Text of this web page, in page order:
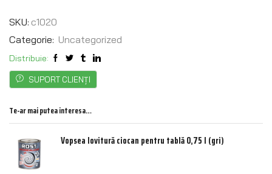
SKU: c1020
Categorie: Uncategorized
Distribuie:
SUPORT CLIENȚI
Te-ar mai putea interesa…
Vopsea lovitură ciocan pentru tablă 0,75 l (gri)